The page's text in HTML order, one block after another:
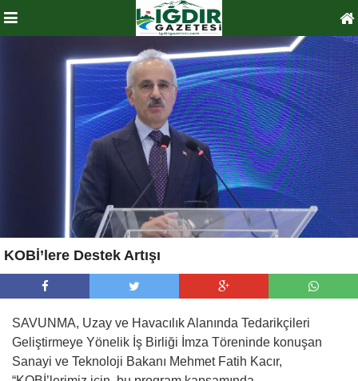
KOBİ’lere Destek Artışı
SAVUNMA, Uzay ve Havacılık Alanında Tedarikçileri
Geliştirmeye Yönelik İş Birliği İmza Töreninde konuşan
Sanayi ve Teknoloji Bakanı Mehmet Fatih Kacır,